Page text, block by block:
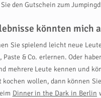
den Gutschein zum
könnten mich
Sie spielend leicht neue
Paste & Co. erlernen. Oder
mehrere Leute kennen und
wollen, dann können
Dinner in the Dark in Berlin